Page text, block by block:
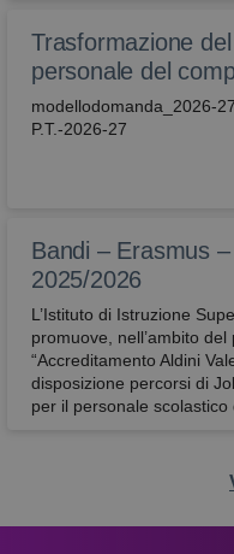
Trasformazione
personale del
modellodomanda_2026-
P.T.-2026-27
Bandi – Erasmus
2025/2026
L’Istituto di Istruzione
promuove, nell’ambito
“Accreditamento Aldini
disposizione percorsi di
per il personale
attivaLetturaVocale